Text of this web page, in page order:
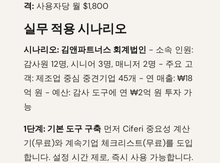
격: 사용자당 월 $1,800
실무 적용 시나리오
시나리오: 김앤파트너스 회계법인 - 소속 인원:
감사원 12명, 시니어 3명, 매니저 2명 - 주요 고
객: 제조업 중심 중견기업 45개 - 연 매출: ₩18
억 원 - 예산: 감사 도구에 연 ₩2억 원 투자 가
능
1단계: 기본 도구 구축 먼저 Ciferi 중요성 계산
기(무료)와 계속기업 체크리스트(무료)를 도입
합니다. 설정 시간 제로, 즉시 사용 가능합니다.